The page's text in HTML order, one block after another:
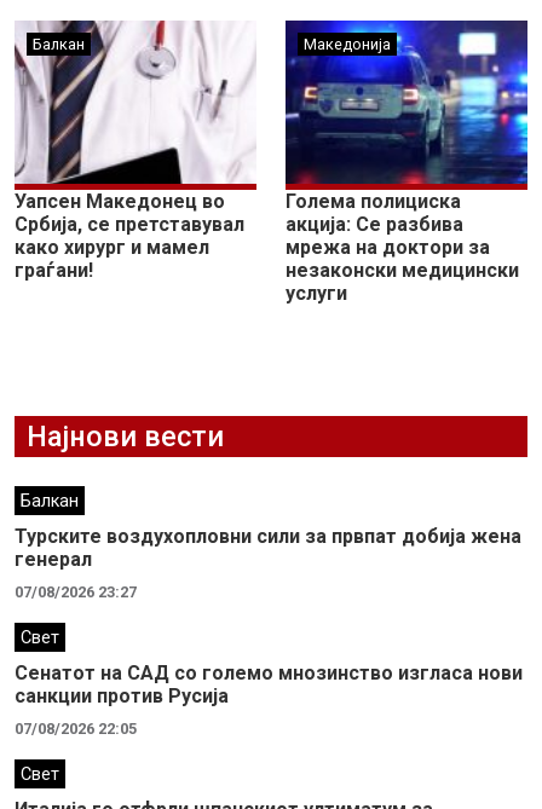
Балкан
Уапсен Македонец во
Србија, се претставувал
како хирург и мамел
граѓани!
Македонија
Голема полициска
акција: Се разбива
мрежа на доктори за
незаконски медицински
услуги
Најнови вести
Балкан
Турските воздухопловни сили за првпат добија жена
генерал
07/08/2026 23:27
Свет
Сенатот на САД со големо мнозинство изгласа нови
санкции против Русија
07/08/2026 22:05
Свет